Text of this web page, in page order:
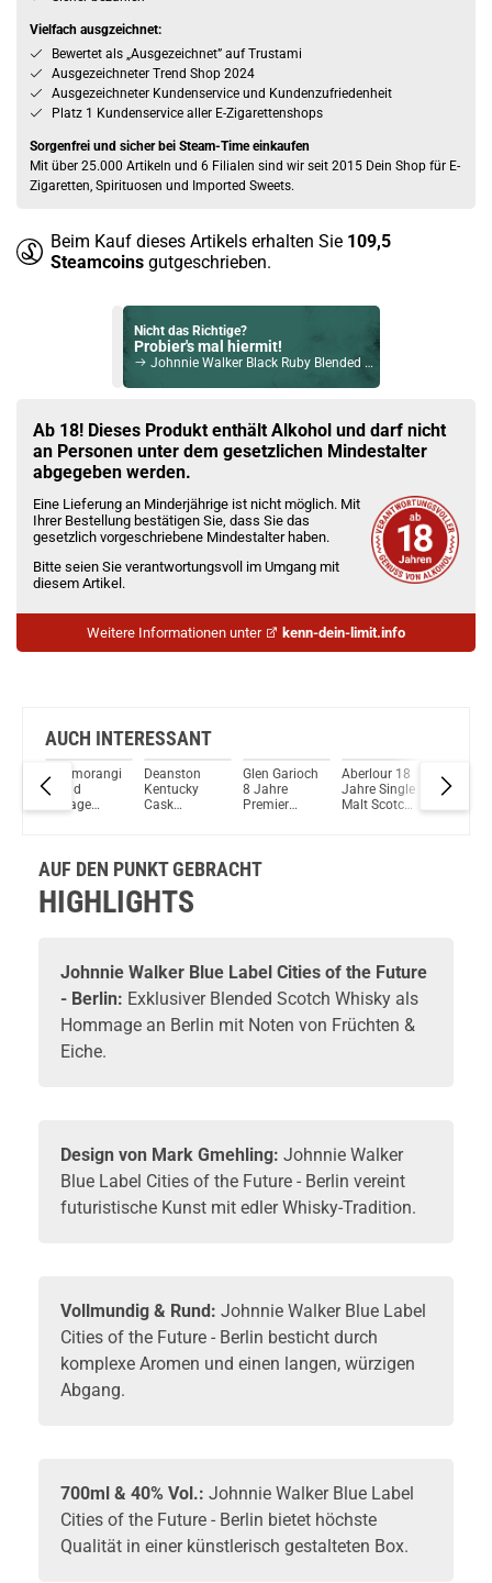
Vielfach ausgzeichnet:
Bewertet als „Ausgezeichnet” auf Trustami
Ausgezeichneter Trend Shop 2024
Ausgezeichneter Kundenservice und Kundenzufriedenheit
Platz 1 Kundenservice aller E-Zigarettenshops
Sorgenfrei und sicher bei Steam-Time einkaufen
Mit über 25.000 Artikeln und 6 Filialen sind wir seit 2015 Dein Shop für E-
Zigaretten, Spirituosen und Imported Sweets.
Beim Kauf dieses Artikels erhalten Sie 109,5
Steamcoins gutgeschrieben.
Nicht das Richtige?
Probier's mal hiermit!
Johnnie Walker Black Ruby Blended Scotch Whisky 40% Vol. 700ml
Check das mal!
Bowmore 30 Jahre 2021 Single Malt Scotch Whisky 45,1% Vol. 700ml
Du willst Kröten sparen?
Schau mal hier!
Ijoy Luna 1,4ml 350mAh Pod System Kit Rot
Ab 18! Dieses Produkt enthält Alkohol und darf nicht
an Personen unter dem gesetzlichen Mindestalter
abgegeben werden.
Eine Lieferung an Minderjährige ist nicht möglich. Mit
Ihrer Bestellung bestätigen Sie, dass Sie das
gesetzlich vorgeschriebene Mindestalter haben.
Bitte seien Sie verantwortungsvoll im Umgang mit
diesem Artikel.
Weitere Informationen unter kenn-dein-limit.info
AUCH INTERESSANT
Glenmorangie
Grand
Vintage
Vol. 700ml
Deanston
Kentucky
Cask
Whisky 40%
Glen Garioch
8 Jahre
Premier
Vol. 700ml
Aberlour 18
Jahre Single
Malt Scotch
Tamdhu
Quercus
AUF DEN PUNKT GEBRACHT
HIGHLIGHTS
Johnnie Walker Blue Label Cities of the Future
- Berlin: Exklusiver Blended Scotch Whisky als
Hommage an Berlin mit Noten von Früchten &
Eiche.
Design von Mark Gmehling: Johnnie Walker
Blue Label Cities of the Future - Berlin vereint
futuristische Kunst mit edlerWhisky-Tradition.
Vollmundig & Rund: Johnnie Walker Blue Label
Cities of the Future - Berlin besticht durch
komplexe Aromen und einen langen, würzigen
Abgang.
700ml & 40% Vol.: Johnnie Walker Blue Label
Cities of the Future - Berlin bietet höchste
Qualität in einer künstlerisch gestalteten Box.